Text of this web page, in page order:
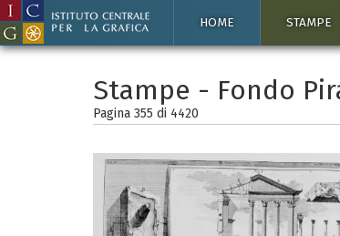
HOME STAMPE
Stampe - Fondo
Pagina 355 di 4420